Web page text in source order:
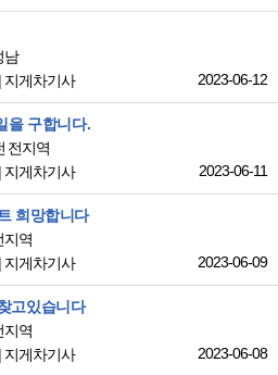
남
| 지게차기사 2023-06-12
을 구합니다.
전지역
| 지게차기사 2023-06-11
희망합니다
지역
| 지게차기사 2023-06-09
고있습니다
지역
| 지게차기사 2023-06-08